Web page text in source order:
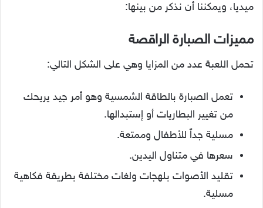
ميديا، ويمكننا أن نذكر من بينها:
مميزات الصبارة الراقصة
تحمل اللعبة عدد من المزايا وهي على الشكل التالي:
تعمل الصبارة بالطاقة الشمسية وهو أمر جيد يريحك
من تغيير البطاريات أو إستبدالها.
مسلية جداً للأطفال وممتعة.
سعرها في متناول اليدين.
تقليد الأصوات بلهجات ولغات مختلفة بطريقة فكاهية
مسلية.